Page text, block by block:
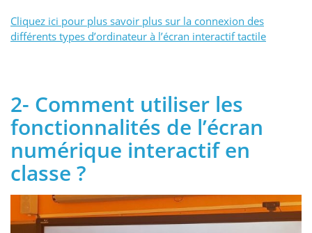
Cliquez ici pour plus savoir plus sur la connexion des
différents types d’ordinateur à l’écran interactif tactile
2- Comment utiliser les
fonctionnalités de l’écran
numérique interactif en
classe ?